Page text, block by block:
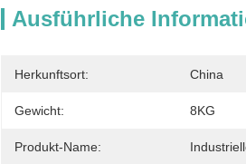
Ausführliche
Herkunftsort: China
Gewicht: 8KG
Produkt-Name: